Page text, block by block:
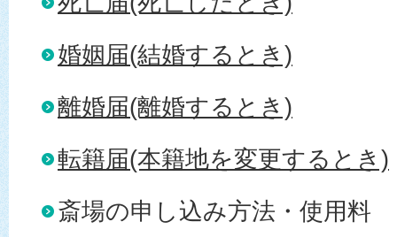
婚姻届(結婚するとき)
離婚届(離婚するとき)
転籍届(本籍地を変更するとき)
斎場の申し込み方法・使用料